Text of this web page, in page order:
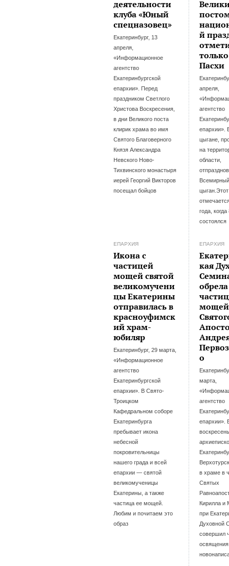
деятельности
клуба «Юный
спецназовец»
Екатеринбург, 13
апреля,
«Информационное
агентство
Екатеринбургской
епархии». Перед
праздником Светлого
Христова Воскресения,
в дни Великого поста
клирик храма во имя
Святого Благоверного
Князя Александра
Невского Ново-
Тихвинского монастыря
иерей Георгий Викторов
посещал бойцов
й
Пасхи
апреля,
агентство
епархии».
цыгане,
на
области,
года,
состоялся
ЕПАРХИЯ
Икона с
частицей
мощей святой
великомучени
цы Екатерины
отправилась в
красноуфимск
ий храм-
юбиляр
Екатеринбург, 29 марта,
«Информационное
агентство
Екатеринбургской
епархии». В Свято-
Троицком
Кафедральном соборе
Екатеринбурга
пребывает икона
небесной
покровительницы
нашего града и всей
епархии — святой
великомученицы
Екатерины, а также
частица ее мощей.
Любим и почитаем это
образ
ЕПАРХИЯ
кая
обрела
мощей
о
марта,
агентство
епархии».
в храме в
Святых
Кирилла и
при
Духовной
совершил
освящения